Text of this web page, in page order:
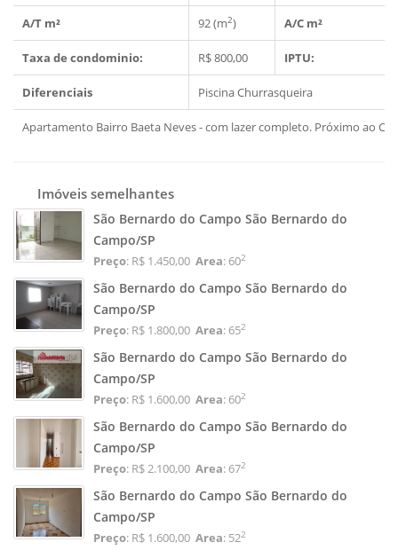
A/T m² 92 (m2) A/C m²
Taxa de condominio: R$ 800,00 IPTU:
Diferenciais PiscinaChurrasqueira
Apartamento Bairro Baeta Neves - com lazer completo. Próximo ao
Imóveis semelhantes
São Bernardo do Campo São Bernardo do
Campo/SP
Preço: R$ 1.450,00 Area: 602
São Bernardo do Campo São Bernardo do
Campo/SP
Preço: R$ 1.800,00 Area: 652
São Bernardo do Campo São Bernardo do
Campo/SP
Preço: R$ 1.600,00 Area: 602
São Bernardo do Campo São Bernardo do
Campo/SP
Preço: R$ 2.100,00 Area: 672
São Bernardo do Campo São Bernardo do
Campo/SP
Preço: R$ 1.600,00 Area: 522